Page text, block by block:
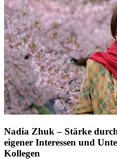
Nadia Zhuk – Stärke
eigener Interessen und
Kollegen